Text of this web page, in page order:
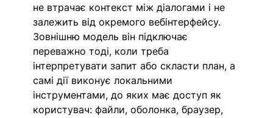
не втрачає контекст між діалогами і не
залежить від окремого вебінтерфейсу.
Зовнішню модель він підключає
переважно тоді, коли треба
інтерпретувати запит або скласти план, а
самі дії виконує локальними
інструментами, до яких має доступ як
користувач: файли, оболонка, браузер,